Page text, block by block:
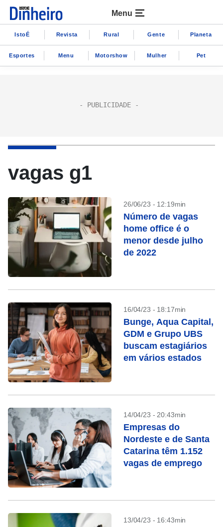
Menu
IstoÉ Revista Rural Gente Planeta
Esportes Menu Motorshow Mulher Pet
vagas g1
26/06/23 - 12:19min
Número de vagas
home office é o
menor desde julho
de 2022
16/04/23 - 18:17min
Bunge, Aqua Capital,
GDM e Grupo UBS
buscam estagiários
em vários estados
14/04/23 - 20:43min
Empresas do
Nordeste e de Santa
Catarina têm 1.152
vagas de emprego
13/04/23 - 16:43min